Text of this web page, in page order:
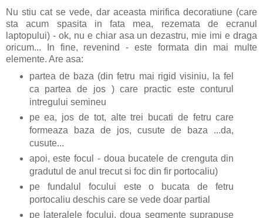
Nu stiu cat se vede, dar aceasta mirifica decoratiune (care
sta acum spasita in fata mea, rezemata de ecranul
laptopului) - ok, nu e chiar asa un dezastru, mie imi e draga
oricum... In fine, revenind - este formata din mai multe
elemente. Are asa:
partea de baza (din fetru mai rigid visiniu, la fel
ca partea de jos ) care practic este conturul
intregului semineu
pe ea, jos de tot, alte trei bucati de fetru care
formeaza baza de jos, cusute de baza ...da,
cusute...
apoi, este focul - doua bucatele de crenguta din
gradutul de anul trecut si foc din fir portocaliu)
pe fundalul focului este o bucata de fetru
portocaliu deschis care se vede doar partial
pe lateralele focului, doua segmente suprapuse